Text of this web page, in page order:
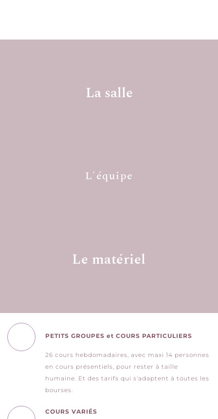
La salle
L'équipe
Le matériel
PETITS GROUPES et COURS PARTICULIERS
26 cours hebdomadaires, avec maxi 14 personnes
en cours présentiels, pour rester à taille
humaine. Et des tarifs qui s'adaptent à toutes les
bourses.
COURS VARIÉS